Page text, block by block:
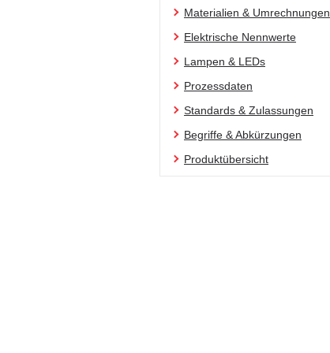
Materialien & Umrechnungen
Elektrische Nennwerte
Lampen & LEDs
Prozessdaten
Standards & Zulassungen
Begriffe & Abkürzungen
Produktübersicht